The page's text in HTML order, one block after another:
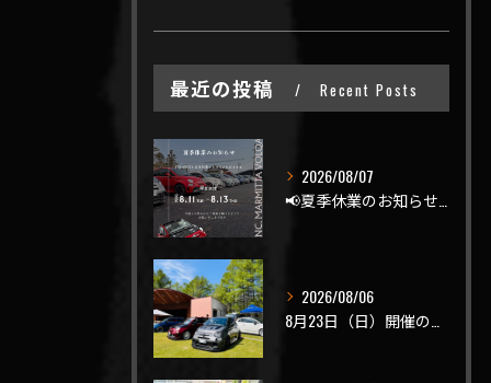
最近の投稿 Recent Posts
2026/08/07
📢夏季休業のお知らせ📢
2026/08/06
8月23日（日）開催のビーナスラインを走ろうの会 夏の陣